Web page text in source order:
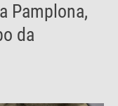
Pamplona,
da